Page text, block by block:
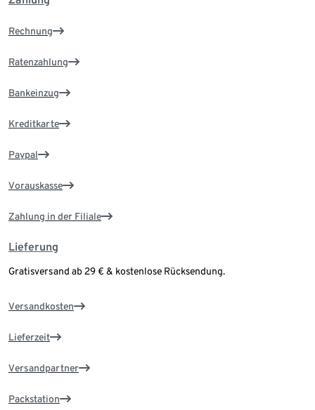
Rechnung
Ratenzahlung
Bankeinzug
Kreditkarte
Paypal
Vorauskasse
Zahlung in der Filiale
Lieferung
Gratisversand ab 29 € & kostenlose Rücksendung.
Versandkosten
Lieferzeit
Versandpartner
Packstation